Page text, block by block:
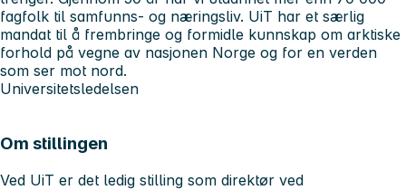
fagfolk til samfunns- og næringsliv. UiT har et særlig
mandat til å frembringe og formidle kunnskap om arktiske
forhold på vegne av nasjonen Norge og for en verden
som ser mot nord.
Universitetsledelsen
Om stillingen
Ved UiT er det ledig stilling som direktør ved